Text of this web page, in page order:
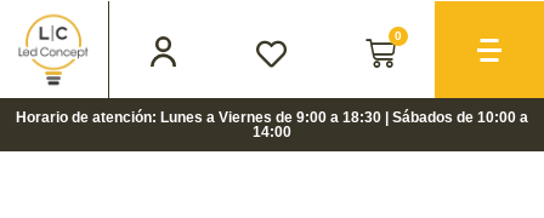
0
Horario de atención: Lunes a Viernes de 9:00 a 18:30 | Sábados de 10:00 a
14:00